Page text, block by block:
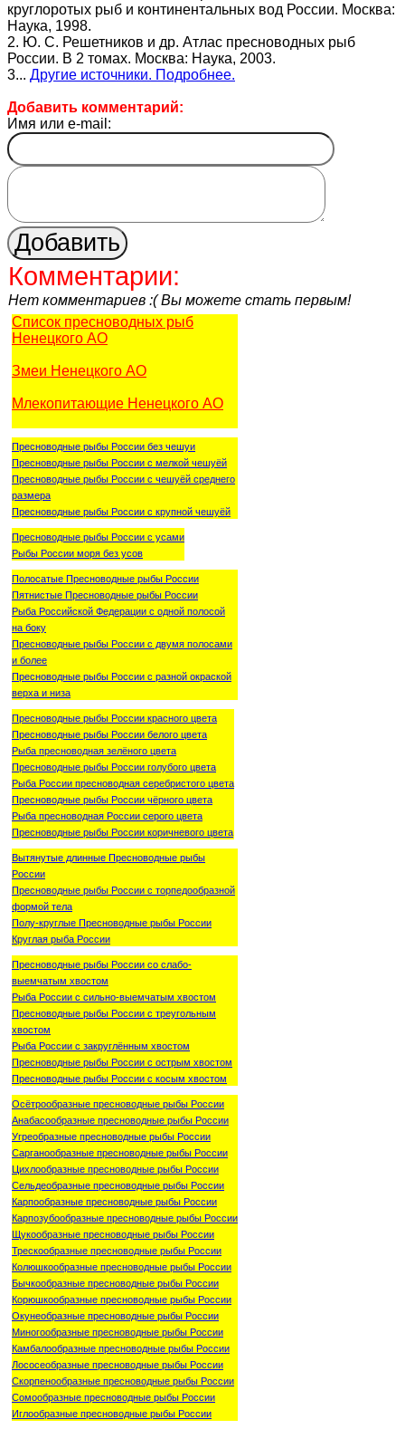
круглоротых рыб и континентальных вод России. Москва:
Наука, 1998.
2. Ю. С. Решетников и др. Атлас пресноводных рыб
России. В 2 томах. Москва: Наука, 2003.
3... Другие источники. Подробнее.
Добавить комментарий:
Имя или e-mail:
Комментарии:
Нет комментариев :( Вы можете стать первым!
Список пресноводных рыб
Ненецкого АО
Змеи Ненецкого АО
Млекопитающие Ненецкого АО
Пресноводные рыбы России без чешуи
Пресноводные рыбы России с мелкой чешуёй
Пресноводные рыбы России с чешуёй среднего
размера
Пресноводные рыбы России с крупной чешуёй
Пресноводные рыбы России с усами
Рыбы России моря без усов
Полосатые Пресноводные рыбы России
Пятнистые Пресноводные рыбы России
Рыба Российской Федерации с одной полосой
на боку
Пресноводные рыбы России с двумя полосами
и более
Пресноводные рыбы России с разной окраской
верха и низа
Пресноводные рыбы России красного цвета
Пресноводные рыбы России белого цвета
Рыба пресноводная зелёного цвета
Пресноводные рыбы России голубого цвета
Рыба России пресноводная серебристого цвета
Пресноводные рыбы России чёрного цвета
Рыба пресноводная России серого цвета
Пресноводные рыбы России коричневого цвета
Вытянутые длинные Пресноводные рыбы
России
Пресноводные рыбы России с торпедообразной
формой тела
Полу-круглые Пресноводные рыбы России
Круглая рыба России
Пресноводные рыбы России со слабо-
выемчатым хвостом
Рыба России с сильно-выемчатым хвостом
Пресноводные рыбы России с треугольным
хвостом
Рыба России с закруглённым хвостом
Пресноводные рыбы России с острым хвостом
Пресноводные рыбы России с косым хвостом
Осётрообразные пресноводные рыбы России
Анабасообразные пресноводные рыбы России
Угреобразные пресноводные рыбы России
Сарганообразные пресноводные рыбы России
Цихлообразные пресноводные рыбы России
Сельдеобразные пресноводные рыбы России
Карпообразные пресноводные рыбы России
Карпозубообразные пресноводные рыбы России
Щукообразные пресноводные рыбы России
Трескообразные пресноводные рыбы России
Колюшкообразные пресноводные рыбы России
Бычкообразные пресноводные рыбы России
Корюшкообразные пресноводные рыбы России
Окунеобразные пресноводные рыбы России
Миногообразные пресноводные рыбы России
Камбалообразные пресноводные рыбы России
Лососеобразные пресноводные рыбы России
Скорпенообразные пресноводные рыбы России
Сомообразные пресноводные рыбы России
Иглообразные пресноводные рыбы России